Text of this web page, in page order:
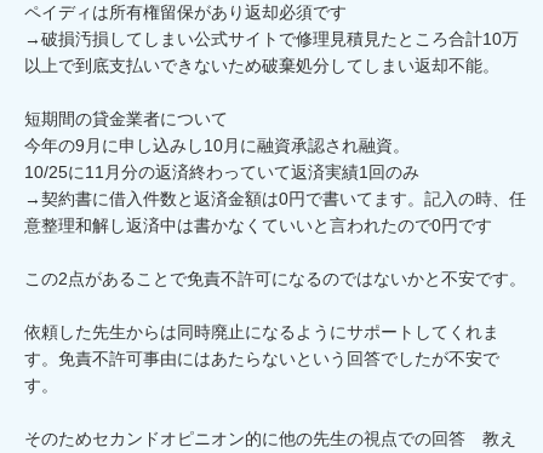
ペイディは所有権留保があり返却必須です
→破損汚損してしまい公式サイトで修理見積見たところ合計10万
以上で到底支払いできないため破棄処分してしまい返却不能。
短期間の貸金業者について
今年の9月に申し込みし10月に融資承認され融資。
10/25に11月分の返済終わっていて返済実績1回のみ
→契約書に借入件数と返済金額は0円で書いてます。記入の時、任
意整理和解し返済中は書かなくていいと言われたので0円です
この2点があることで免責不許可になるのではないかと不安です。
依頼した先生からは同時廃止になるようにサポートしてくれま
す。免責不許可事由にはあたらないという回答でしたが不安で
す。
そのためセカンドオピニオン的に他の先生の視点での回答　教え